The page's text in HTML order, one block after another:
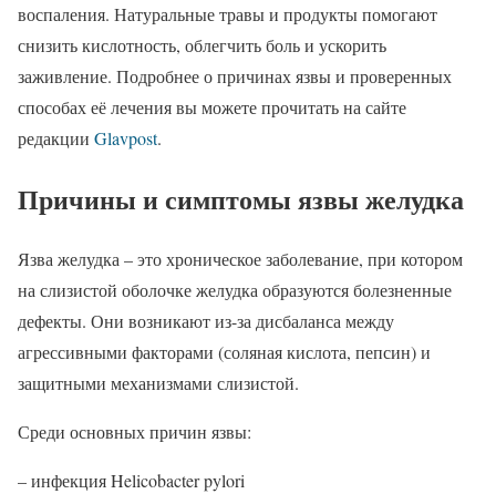
воспаления. Натуральные травы и продукты помогают
снизить кислотность, облегчить боль и ускорить
заживление. Подробнее о причинах язвы и проверенных
способах её лечения вы можете прочитать на сайте
редакции Glavpost.
Причины и симптомы язвы желудка
Язва желудка – это хроническое заболевание, при котором
на слизистой оболочке желудка образуются болезненные
дефекты. Они возникают из-за дисбаланса между
агрессивными факторами (соляная кислота, пепсин) и
защитными механизмами слизистой.
Среди основных причин язвы:
– инфекция Helicobacter pylori